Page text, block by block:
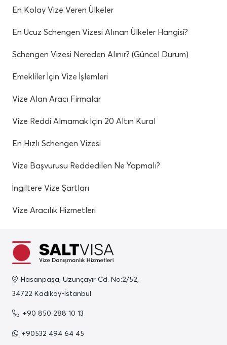
En Kolay Vize Veren Ülkeler
En Ucuz Schengen Vizesi Alınan Ülkeler Hangisi?
Schengen Vizesi Nereden Alınır? (Güncel Durum)
Emekliler İçin Vize İşlemleri
Vize Alan Aracı Firmalar
Vize Reddi Almamak İçin 20 Altın Kural
En Hızlı Schengen Vizesi
Vize Başvurusu Reddedilen Ne Yapmalı?
İngiltere Vize Şartları
Vize Aracılık Hizmetleri
Hasanpaşa, Uzunçayır Cd. No:2/52,
34722 Kadıköy-İstanbul
+90 850 288 10 13
+90532 494 64 45